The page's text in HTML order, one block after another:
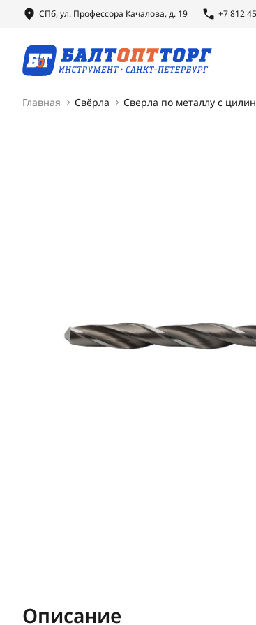
СПб, ул. Профессора Качалова, д. 19 +7 812
Главная Свёрла Сверла по металлу с
Описание